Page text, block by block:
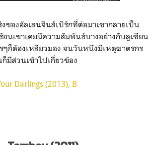
ของอัลเลนจินส์เบิร์กที่ต่อมาเขากลายเป็น
นเขาเคยมีความสัมพันธ์บางอย่างกับลูเซียน
ๆก็ต้องเหลียวมอง จนวันหนึงมีเหตุฆาตรกร
มีส่วนเข้าไปเกี่ยวข้อง
Darlings (2013), B